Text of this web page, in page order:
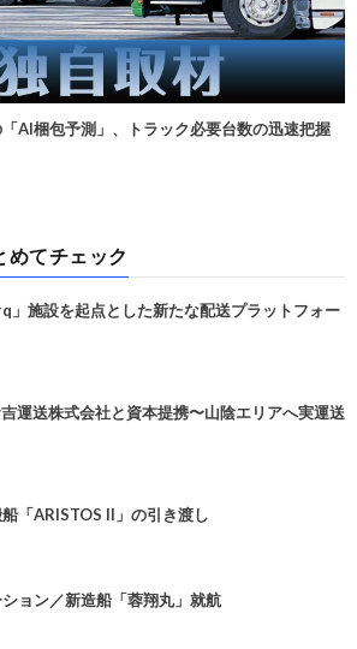
「AI梱包予測」、トラック必要台数の迅速把握
めてチェック
」施設を起点とした新たな配送プラットフォー
運送株式会社と資本提携〜山陰エリアへ実運送
「ARISTOS II」の引き渡し
ョン／新造船「蓉翔丸」就航